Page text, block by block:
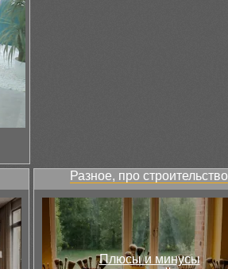
Разное, про строительство
Плюсы и минусы